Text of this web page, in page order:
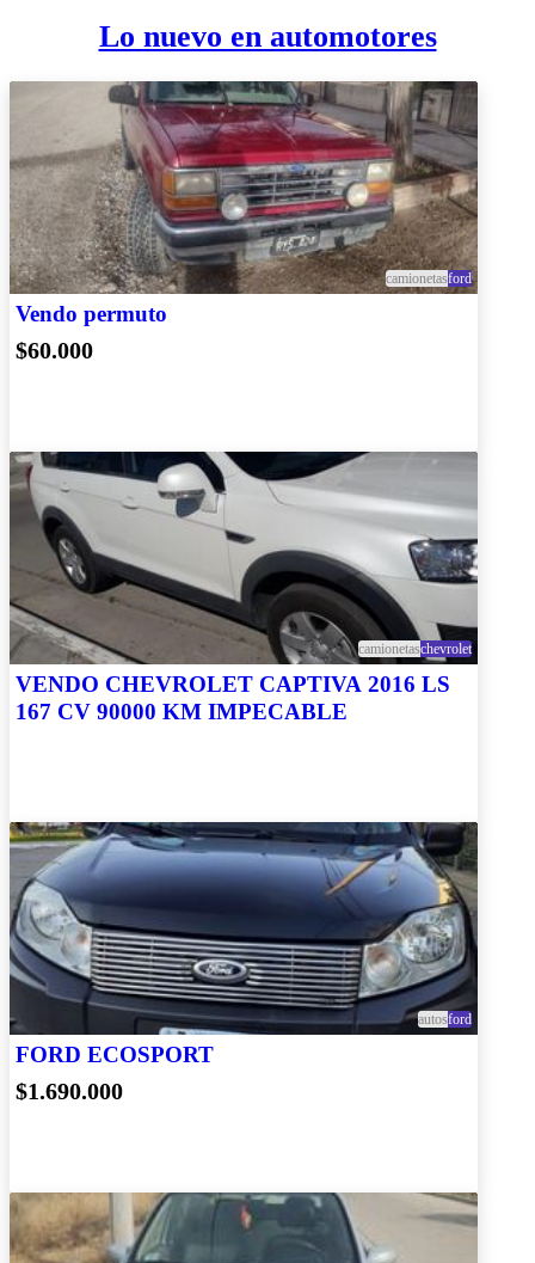
Lo nuevo en automotores
camionetasford
Vendo permuto
$60.000
camionetaschevrolet
VENDO CHEVROLET CAPTIVA 2016 LS
167 CV 90000 KM IMPECABLE
autosford
FORD ECOSPORT
$1.690.000